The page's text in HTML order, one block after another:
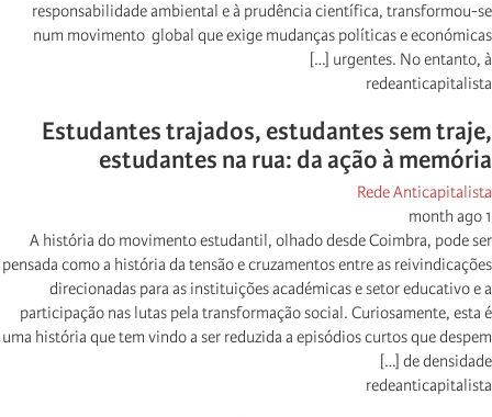
responsabilidade ambiental e à prudência científica, transformou-se
num movimento global que exige mudanças políticas e económicas
urgentes. No entanto, à […]
redeanticapitalista
Estudantes trajados, estudantes sem traje,
estudantes na rua: da ação à memória
Rede Anticapitalista
1 month ago
A história do movimento estudantil, olhado desde Coimbra, pode ser
pensada como a história da tensão e cruzamentos entre as reivindicações
direcionadas para as instituições académicas e setor educativo e a
participação nas lutas pela transformação social. Curiosamente, esta é
uma história que tem vindo a ser reduzida a episódios curtos que despem
de densidade […]
redeanticapitalista